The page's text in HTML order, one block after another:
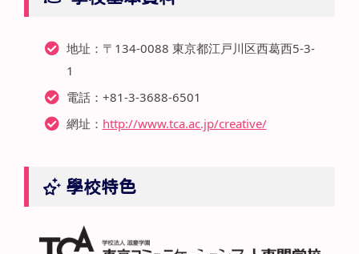
地址：〒134-0088 東京都江戸川区西葛西5-3-
1
電話：+81-3-3688-6501
網址： http://www.tca.ac.jp/creative/
學校特色